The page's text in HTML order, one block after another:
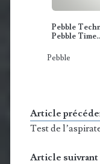
Pebble
Pebble
Pebble
Article
Test de
Article suivrant